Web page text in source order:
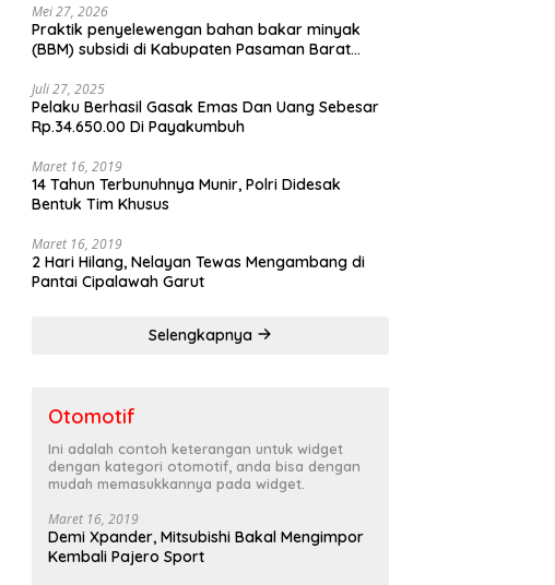
Mei 27, 2026
Praktik penyelewengan bahan bakar minyak
(BBM) subsidi di Kabupaten Pasaman Barat
Juli 27, 2025
Pelaku Berhasil Gasak Emas Dan Uang Sebesar
Rp.34.650.00 Di Payakumbuh
Maret 16, 2019
14 Tahun Terbunuhnya Munir, Polri Didesak
Bentuk Tim Khusus
Maret 16, 2019
2 Hari Hilang, Nelayan Tewas Mengambang di
Pantai Cipalawah Garut
Selengkapnya
Otomotif
Ini adalah contoh keterangan untuk widget
dengan kategori otomotif, anda bisa dengan
mudah memasukkannya pada widget.
Maret 16, 2019
Demi Xpander, Mitsubishi Bakal Mengimpor
Kembali Pajero Sport